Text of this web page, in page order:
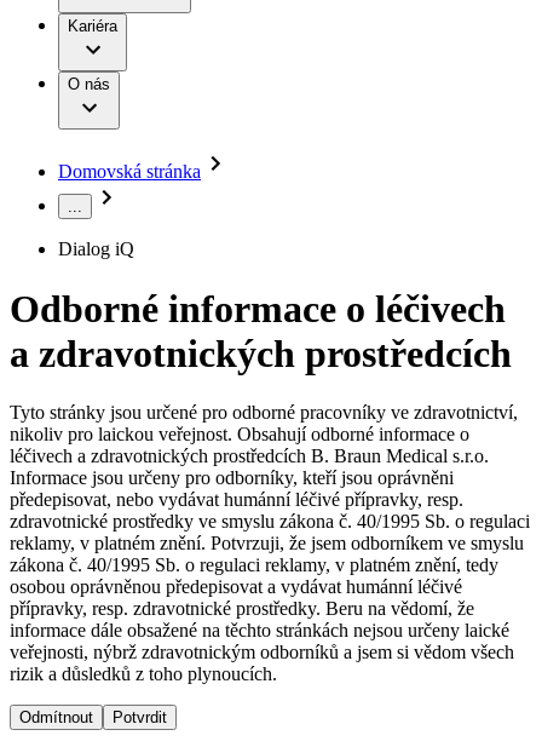
Léčba bolesti
Mimotělní očišťování krve
Páteřní chirurgie
Péče o rány
Péče o stomii
Prevence a kontrola infekcí
Řešení
Terapie
Onemocnění
B. Braun Avitum
Dialyzační střediska​
B. Braun Avitum poskytuje kvalitní dialyzační péči ve všech
svých střediscích v České republice. Více informací se
dozvíte na stránkách jednotlivých středisek.
Práce a kariéra
Naše kultura
Vaše příležitost​
Nabídky pracovních míst
Objevte své kariérní příležitosti ​v B. Braun. Vyhledejte náš trh
práce​ pro zajímavé pozice.​
Odpovědnost
Média
Kontakt
Kontaktní formulář
Registrace k odběru newsletteru
Společnost
Odpovědnost
Média
Kontakt
Kariéra
O nás
Domovská stránka
...
Dialog iQ
Odborné informace o léčivech
a zdravotnických prostředcích
Tyto stránky jsou určené pro odborné pracovníky ve zdravotnictví,
nikoliv pro laickou veřejnost. Obsahují odborné informace o
léčivech a zdravotnických prostředcích B. Braun Medical s.r.o.
Informace jsou určeny pro odborníky, kteří jsou oprávněni
předepisovat, nebo vydávat humánní léčivé přípravky, resp.
zdravotnické prostředky ve smyslu zákona č. 40/1995 Sb. o regulaci
reklamy, v platném znění. Potvrzuji, že jsem odborníkem ve smyslu
zákona č. 40/1995 Sb. o regulaci reklamy, v platném znění, tedy
osobou oprávněnou předepisovat a vydávat humánní léčivé
přípravky, resp. zdravotnické prostředky. Beru na vědomí, že
informace dále obsažené na těchto stránkách nejsou určeny laické
veřejnosti, nýbrž zdravotnickým odborníků a jsem si vědom všech
rizik a důsledků z toho plynoucích.
Odmítnout Potvrdit